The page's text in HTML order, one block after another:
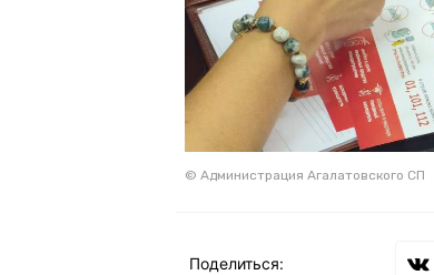
© Администрация Агалатовского СП
Поделиться: